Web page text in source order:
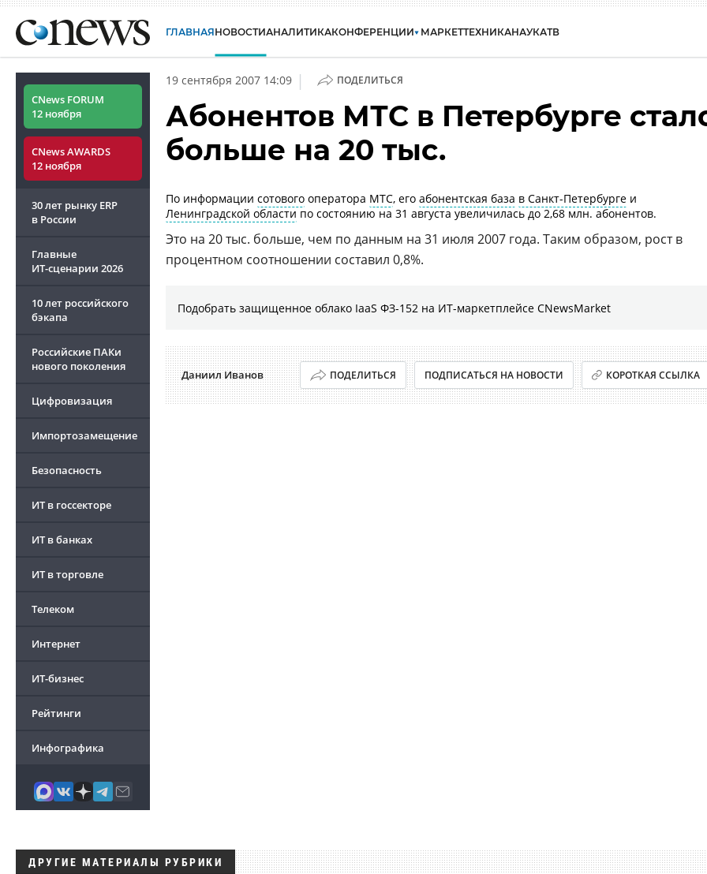
ГЛАВНАЯНОВОСТИАНАЛИТИКАКОНФЕРЕНЦИИ МАРКЕТТЕХНИКАНАУКАТВ
CNews FORUM
12 ноября
CNews AWARDS
12 ноября
30 лет рынку ERP
в России
Главные
ИТ-сценарии 2026
10 лет российского
бэкапа
Российские ПАКи
нового поколения
Цифровизация
Импортозамещение
Безопасность
ИТ в госсекторе
ИТ в банках
ИТ в торговле
Телеком
Интернет
ИТ-бизнес
Рейтинги
Инфографика
19 сентября 2007 14:09 | ПОДЕЛИТЬСЯ
Абонентов МТС в Петербурге
больше на 20 тыс.
По информации сотового оператора МТС, его абонентская база в Санкт-Петербурге и
Ленинградской области по состоянию на 31 августа увеличилась до 2,68 млн. абонентов.
Это на 20 тыс. больше, чем по данным на 31 июля 2007 года. Таким образом, рост в
процентном соотношении составил 0,8%.
Подобрать защищенное облако IaaS ФЗ-152 на ИТ-маркетплейсе CNewsMarket
Даниил Иванов ПОДЕЛИТЬСЯ ПОДПИСАТЬСЯ НА НОВОСТИ КОРОТКАЯ ССЫЛКА
ДРУГИЕ МАТЕРИАЛЫ РУБРИКИ